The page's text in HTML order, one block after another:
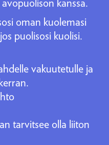
oman kuolemasi
puolisosi kuolisi.
vakuutetulle ja
tarvitsee olla liiton